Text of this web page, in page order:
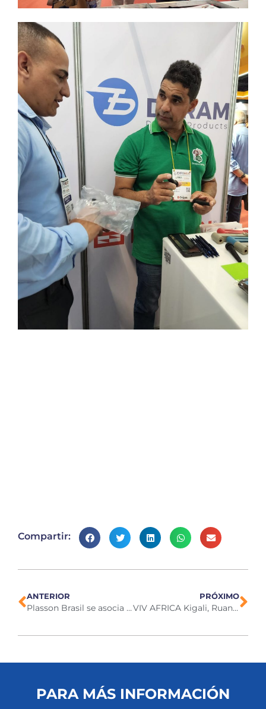
Compartir:
ANTERIOR
Plasson Brasil se asocia con Duram Industries
PRÓXIMO
VIV AFRICA Kigali, Ruanda 2-3 de octubre de 2024
PARA MÁS INFORMACIÓN